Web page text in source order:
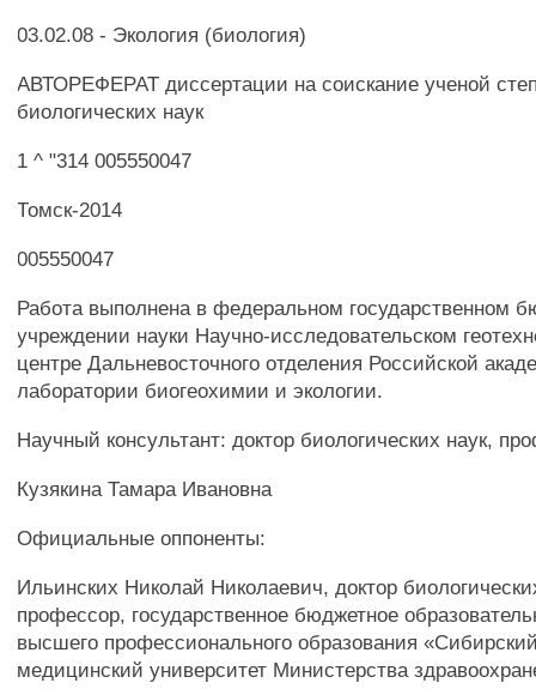
03.02.08 - Экология (биология)
АВТОРЕФЕРАТ диссертации на соискание ученой
биологических наук
1 ^ "314 005550047
Томск-2014
005550047
Работа выполнена в федеральном государственном
учреждении науки Научно-исследовательском
центре Дальневосточного отделения Российской
лаборатории биогеохимии и экологии.
Научный консультант: доктор биологических наук,
Кузякина Тамара Ивановна
Официальные оппоненты:
Ильинских Николай Николаевич, доктор
профессор, государственное бюджетное
высшего профессионального образования
медицинский университет Министерства